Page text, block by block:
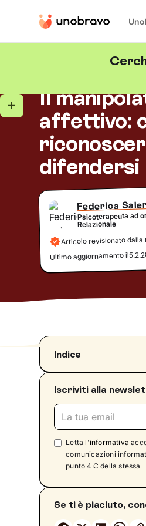
Il
affettivo:
difendersi
Federica
Psicoterapeuta ad
Relazionale
Articolo revisionato
Ultimo aggiornamento il
Indice
Chi è il
significato
Come si
affettivo?
Perché una
Le origini del
Come si
manipolatore
Assenza di
Iscriviti alla
Letta l'informativa
comunicazioni
punto 4.C della stessa
Se ti è piaciuto,